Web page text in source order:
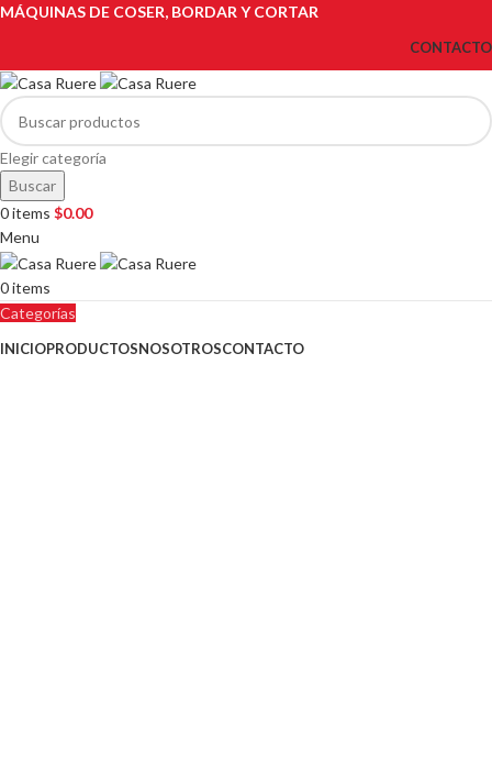
MÁQUINAS DE COSER, BORDAR Y CORTAR
CONTACTO
Elegir categoría
Buscar
0items $0.00
Menu
0items
Categorías
INICIOPRODUCTOSNOSOTROSCONTACTO